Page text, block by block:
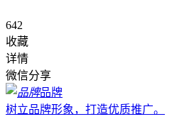
642
收藏
详情
微信分享
品牌
树立品牌形象，打造优质推广。